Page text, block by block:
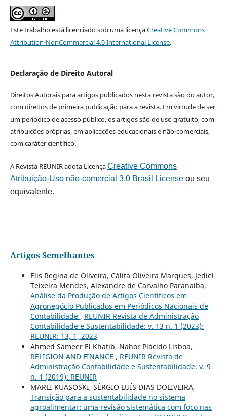
Este trabalho está licenciado sob uma licençaCreative Commons
Attribution-NonCommercial 4.0 International License.
Declaração de Direito Autoral
Direitos Autorais para artigos publicados nesta revista são do autor,
com direitos de primeira publicação para a revista. Em virtude de ser
um periódico de acesso público, os artigos são de uso gratuito, com
atribuições próprias, em aplicações educacionais e não-comerciais,
com caráter científico.
A Revista REUNIR adota LicençaCreative Commons
Atribuição-Uso não-comercial 3.0 Brasil Licenseou seu
equivalente.
Artigos Semelhantes
Elis Regina de Oliveira, Cálita Oliveira Marques, Jediel
Teixeira Mendes, Alexandre de Carvalho Paranaíba,
Análise da Produção de Artigos Científicos em
Agronegócio Publicados em Periódicos Nacionais de
Contabilidade , REUNIR Revista de Administração
Contabilidade e Sustentabilidade: v. 13 n. 1 (2023):
REUNIR: 13, 1, 2023
Ahmed Sameer El Khatib, Nahor Plácido Lisboa,
RELIGION AND FINANCE , REUNIR Revista de
Administração Contabilidade e Sustentabilidade: v. 9
n. 1 (2019): REUNIR
MARLI KUASOSKI, SÉRGIO LUÍS DIAS DOLIVEIRA,
Transição para a sustentabilidade no sistema
agroalimentar: uma revisão sistemática com foco nas